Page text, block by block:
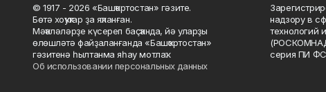
© 1917 - 2026 «Башҡортостан» гәзите.
Бөтә хоҡуҡтар ҙа яҡланған.
Мәҡәләләрҙе күсереп баҫҡанда, йә уларҙы
өлөшләтә файҙаланғанда «Башҡортостан»
гәзитенә һылтанма яһау мотлаҡ.
Об использовании персональных данных
надзору в
технологий
серия ПИ